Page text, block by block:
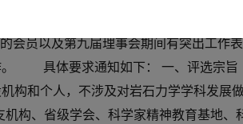
团体会员单位、科学家精神教育基地
会员以及第九届理事会期间有突出工作
作。 具体要求通知如下： 一、评选
构和个人，不涉及对岩石力学学科发
、省级学会、科学家精神教育基地